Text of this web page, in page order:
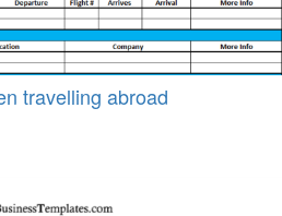
travelling abroad